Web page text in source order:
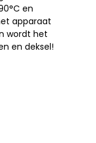
en
apparaat
wordt het
en deksel!